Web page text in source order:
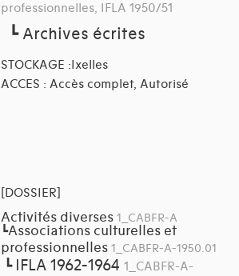
professionnelles, IFLA 1950/51
┗Archives écrites
STOCKAGE :Ixelles
ACCES : Accès complet, Autorisé
[DOSSIER]
Activités diverses 1_CABFR-A
┗Associations culturelles et
professionnelles 1_CABFR-A-1950.01
┗ IFLA 1962-1964 1_CABFR-A-